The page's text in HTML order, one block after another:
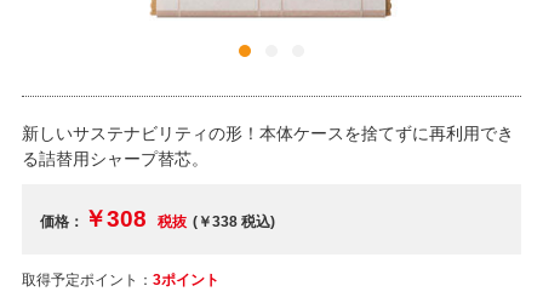
新しいサステナビリティの形！本体ケースを捨てずに再利用でき
る詰替用シャープ替芯。
価格： ￥308 税抜 (￥338税込)
取得予定ポイント： 3ポイント